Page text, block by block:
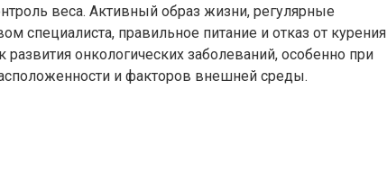
веса. Активный образ жизни, регулярные
специалиста, правильное питание и отказ от курения
развития онкологических заболеваний, особенно при
и факторов внешней среды.